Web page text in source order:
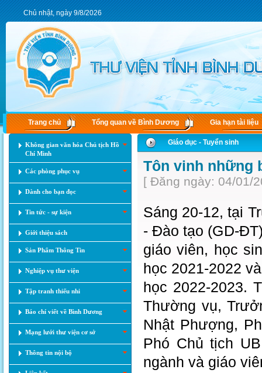
Chủ nhật, ngày 9/8/2026
Trang chủ Tổng quan về Bình Dương Gia hạn tài liệu
Không gian văn hóa Chủ tịch Hồ
Chí Minh
Các phòng phục vụ
Dành cho bạn đọc
Tin tức - sự kiện
Giới thiệu sách
Sản Phẩm Thông Tin
Nghiệp vụ thư viện
Tập tranh thiếu nhi
Báo chí viết về Bình Dương
Mạng lưới thư viện cơ sở
Thông tin nội bộ
Giáo dục - Tuyển sinh
Tôn vinh những
[ Đăng ngày: 04/01/
Sáng 20-12, tại
- Đào tạo (GD-
giáo viên, học
học 2021-2022
học 2022-2023.
Thường vụ,
Nhật Phượng,
Phó Chủ tịch
ngành và giáo